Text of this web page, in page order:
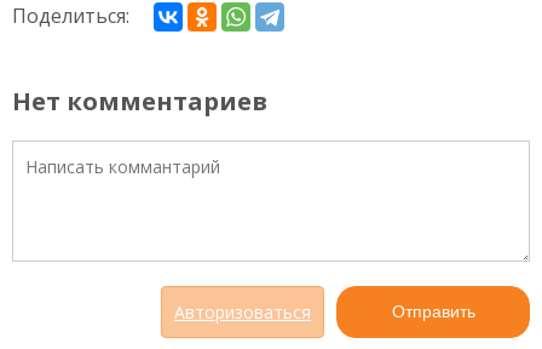
Поделиться:
Нет комментариев
Авторизоваться Отправить